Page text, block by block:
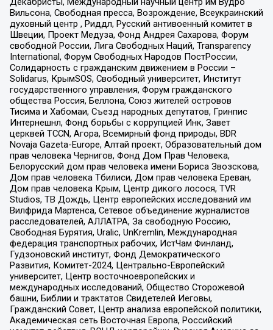
Вильсона, Свободная пресса, Возрождение, Всеукраинский
духовный центр , Риддл, Русский антивоенный комитет в
Швеции, Проект Медуза, Фонд Андрея Сахарова, Форум
свободной России, Лига Свободных Наций, Transparеncy
International, Форум Свободных Народов ПостРоссии,
Солидарность с гражданским движением в России –
Solidarus, КрымSOS, Свободный университет, Институт
государственного управления, Форум гражданского
общества Россия, Беллона, Союз жителей островов
Тисима и Хабомаи, Съезд народных депутатов, Гринпис
Интернешнл, Фонд борьбы с коррупцией Инк, Завет
церквей TCCN, Агора, Всемирный фонд природы, BDR
Novaja Gazeta-Europe, Алтай проект, Образовательный дом
прав человека Чернигов, Фонд Дом Прав Человека,
Белорусский дом прав человека имени Бориса Звозскова,
Дом прав человека Тбилиси, Дом прав человека Ереван,
Дом прав человека Крым, Центр дикого лосося, TVR
Studios, ТВ Дождь, Центр европейских исследований им
Вилфрида Мартенса, Сетевое объединение журналистов
расследователей, АЛЛАТРА, За свободную Россию,
Свободная Бурятия, Uralic, UnKremlin, Международная
федерация транспортных рабочих, ИстЧам Финланд,
Гудзоновский институт, Фонд Демократического
Развития, Комитет-2024, Центрально-Европейский
университет, Центр восточноевропейских и
международных исследований, Общество Сторожевой
башни, Библии и трактатов Свидетелей Иеговы,
Гражданский Совет, Центр анализа европейской политики,
Академическая сеть Восточная Европа, Российский